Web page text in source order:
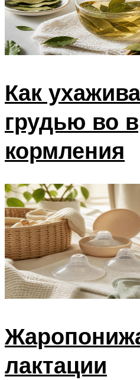
Как
грудью во
кормления
лактации